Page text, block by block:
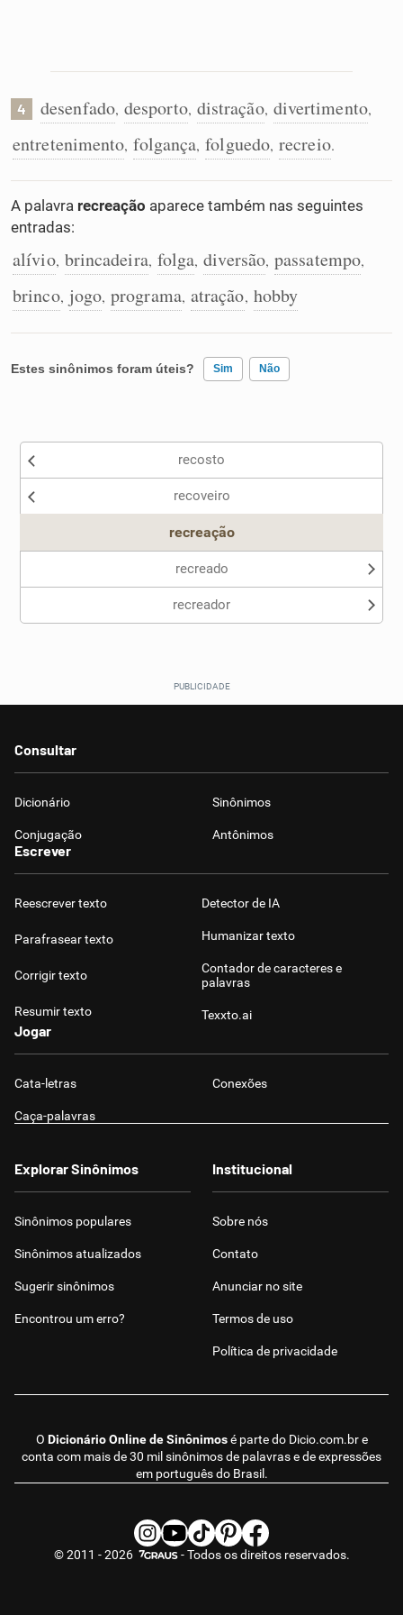
4 desenfado, desporto, distração, divertimento,
entretenimento, folgança, folguedo, recreio.
A palavra recreação aparece também nas seguintes
entradas:
alívio, brincadeira, folga, diversão, passatempo,
brinco, jogo, programa, atração, hobby
Estes sinônimos foram úteis? Sim Não
Nenhum dos sinônimos apresentados me ajudou
recosto
recoveiro
recreação
recreado
recreador
Consultar
Dicionário Sinônimos
Conjugação Antônimos
Escrever
Reescrever texto
Parafrasear texto
Corrigir texto
Resumir texto
Detector de IA
Humanizar texto
Contador de caracteres e
palavras
Texxto.ai
Jogar
Cata-letras Conexões
Caça-palavras
O Dicionário Online de Sinônimosé parte do Dicio.com.bre
conta com mais de 30 mil sinônimos de palavras e de expressões
em português do Brasil.
Explorar Sinônimos
Sinônimos populares
Sinônimos atualizados
Sugerir sinônimos
Encontrou um erro?
Institucional
Sobre nós
Contato
Anunciar no site
Termos de uso
Política de privacidade
© 2011 - 2026 - Todos os direitos reservados.